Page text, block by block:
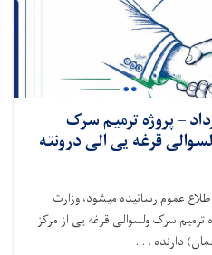
– پروژه ترمیم سرک
قرغه یی الی درونته
عموم رسانیده میشود،وزارت
ترمیم سرک ولسوالی قرغه یی از مرکز
دارنده . . .